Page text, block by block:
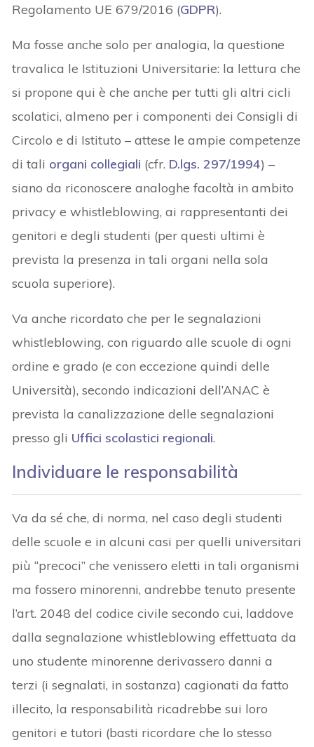
Regolamento UE 679/2016 (GDPR).
Ma fosse anche solo per analogia, la questione
travalica le Istituzioni Universitarie: la lettura che
si propone qui è che anche per tutti gli altri cicli
scolatici, almeno per i componenti dei Consigli di
Circolo e di Istituto – attese le ampie competenze
di tali organi collegiali (cfr. D.lgs. 297/1994) –
siano da riconoscere analoghe facoltà in ambito
privacy e whistleblowing, ai rappresentanti dei
genitori e degli studenti (per questi ultimi è
prevista la presenza in tali organi nella sola
scuola superiore).
Va anche ricordato che per le segnalazioni
whistleblowing, con riguardo alle scuole di ogni
ordine e grado (e con eccezione quindi delle
Università), secondo indicazioni dell’ANAC è
prevista la canalizzazione delle segnalazioni
presso gli Uffici scolastici regionali.
Individuare le responsabilità
Va da sé che, di norma, nel caso degli studenti
delle scuole e in alcuni casi per quelli universitari
più “precoci” che venissero eletti in tali organismi
ma fossero minorenni, andrebbe tenuto presente
l’art. 2048 del codice civile secondo cui, laddove
dalla segnalazione whistleblowing effettuata da
uno studente minorenne derivassero danni a
terzi (i segnalati, in sostanza) cagionati da fatto
illecito, la responsabilità ricadrebbe sui loro
genitori e tutori (basti ricordare che lo stesso